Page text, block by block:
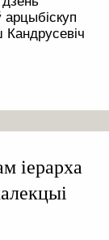
Кандрусевіч
іерарха